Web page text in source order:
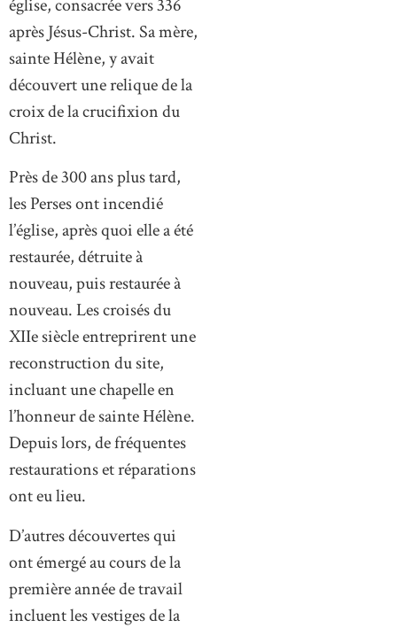
église, consacrée vers 336
après Jésus-Christ. Sa mère,
sainte Hélène, y avait
découvert une relique de la
croix de la crucifixion du
Christ.
Près de 300 ans plus tard,
les Perses ont incendié
l’église, après quoi elle a été
restaurée, détruite à
nouveau, puis restaurée à
nouveau. Les croisés du
XIIe siècle entreprirent une
reconstruction du site,
incluant une chapelle en
l’honneur de sainte Hélène.
Depuis lors, de fréquentes
restaurations et réparations
ont eu lieu.
D’autres découvertes qui
ont émergé au cours de la
première année de travail
incluent les vestiges de la